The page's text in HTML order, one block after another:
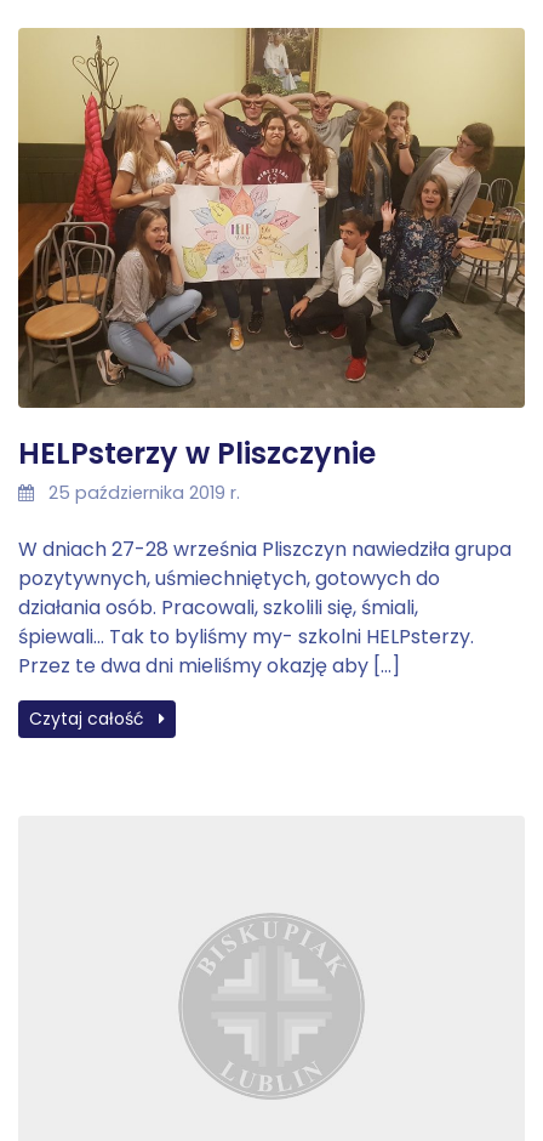
HELPsterzy w Pliszczynie
25 października 2019 r.
W dniach 27-28 września Pliszczyn nawiedziła grupa
pozytywnych, uśmiechniętych, gotowych do
działania osób. Pracowali, szkolili się, śmiali,
śpiewali… Tak to byliśmy my- szkolni HELPsterzy.
Przez te dwa dni mieliśmy okazję aby […]
Czytaj całość